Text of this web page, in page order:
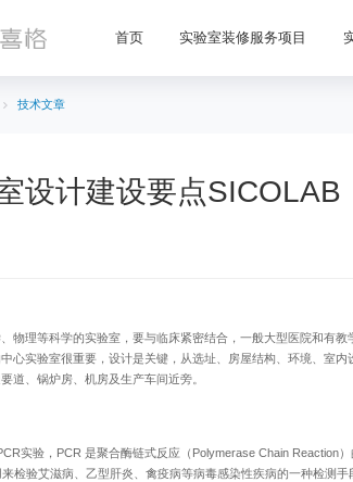
首页 实验室装修服务项目
技术文章
设计建设要点SICOLAB
物理等科学的实验室，要与临床紧密结合，一般大型医院和有
心实验室很重要，设计是关键，从选址、房屋结构、环境、室
道、锅炉房、机房及生产车间近旁。
实验，PCR 是聚合酶链式反应（Polymerase Chain Reaction
检验艾滋病、乙型肝炎、禽疫病等病毒感染性疾病的一种检测